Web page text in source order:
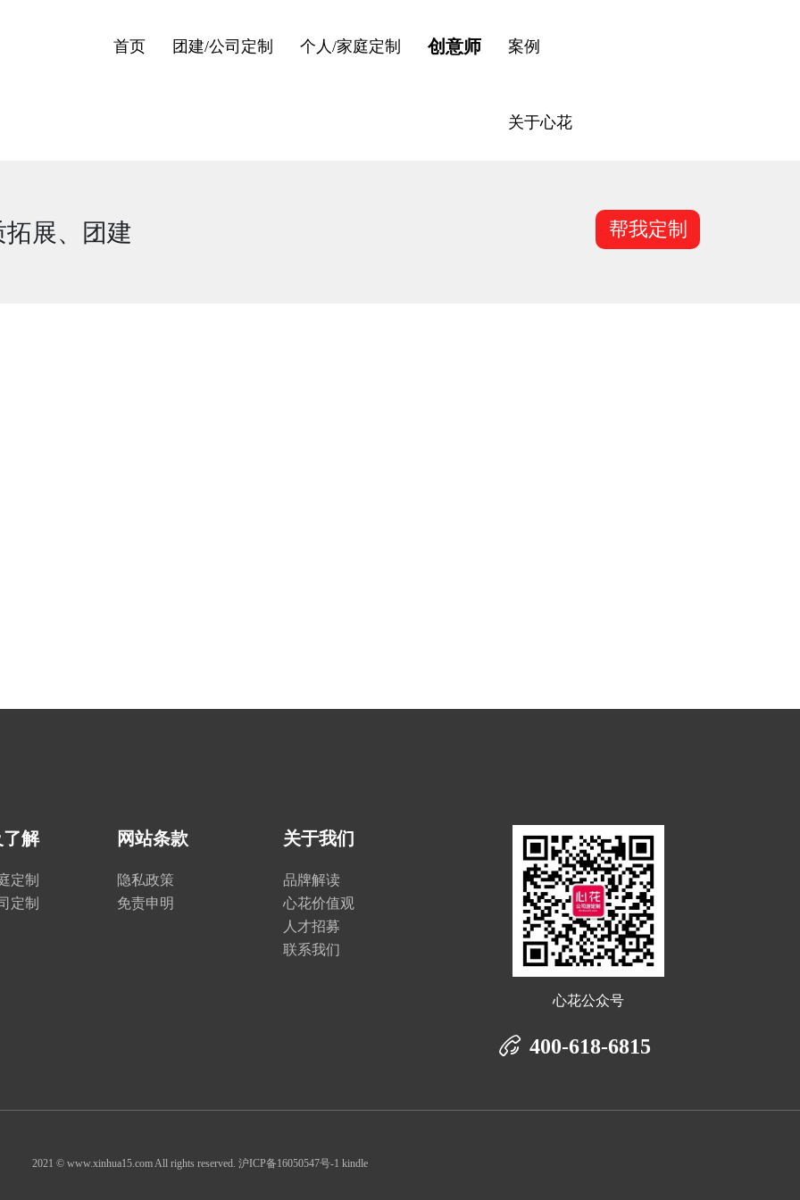
首页 团建/公司定制 个人/家庭定制 创意师 案例
关于心花
展、团建 帮我定制
解
定制
定制
网站条款
隐私政策
免责申明
关于我们
品牌解读
心花价值观
人才招募
联系我们
心花公众号
400-618-6815
2021 © www.xinhua15.com All rights reserved. 沪ICP备16050547号-1 kindle